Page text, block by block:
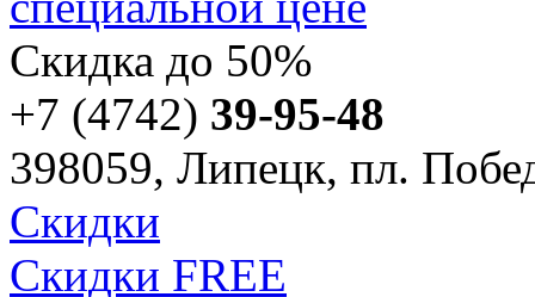
Скидка до 50%
+7 (4742) 39-95-48
398059, Липецк, пл.
Скидки
Скидки FREE